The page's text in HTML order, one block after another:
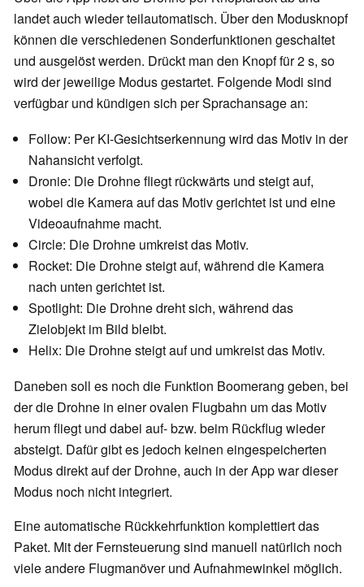
landet auch wieder teilautomatisch. Über den Modusknopf
können die verschiedenen Sonderfunktionen geschaltet
und ausgelöst werden. Drückt man den Knopf für 2 s, so
wird der jeweilige Modus gestartet. Folgende Modi sind
verfügbar und kündigen sich per Sprachansage an:
Follow: Per KI-Gesichtserkennung wird das Motiv in der
Nahansicht verfolgt.
Dronie: Die Drohne fliegt rückwärts und steigt auf,
wobei die Kamera auf das Motiv gerichtet ist und eine
Videoaufnahme macht.
Circle: Die Drohne umkreist das Motiv.
Rocket: Die Drohne steigt auf, während die Kamera
nach unten gerichtet ist.
Spotlight: Die Drohne dreht sich, während das
Zielobjekt im Bild bleibt.
Helix: Die Drohne steigt auf und umkreist das Motiv.
Daneben soll es noch die Funktion Boomerang geben, bei
der die Drohne in einer ovalen Flugbahn um das Motiv
herum fliegt und dabei auf- bzw. beim Rückflug wieder
absteigt. Dafür gibt es jedoch keinen eingespeicherten
Modus direkt auf der Drohne, auch in der App war dieser
Modus noch nicht integriert.
Eine automatische Rückkehrfunktion komplettiert das
Paket. Mit der Fernsteuerung sind manuell natürlich noch
viele andere Flugmanöver und Aufnahmewinkel möglich.